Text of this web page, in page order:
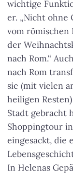
wichtige
er. „Nicht
vom römischen
der
nach Rom.“
nach Rom
sie (mit vielen
heiligen
Stadt gebracht
Shoppingtour
eingesackt, die
In Helenas